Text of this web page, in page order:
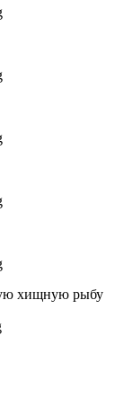
хищную рыбу